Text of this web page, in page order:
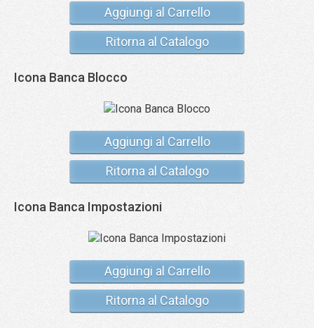
Aggiungi al Carrello
Ritorna al Catalogo
Icona Banca Blocco
Aggiungi al Carrello
Ritorna al Catalogo
Icona Banca Impostazioni
Aggiungi al Carrello
Ritorna al Catalogo